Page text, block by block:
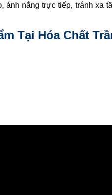
ánh nắng trực tiếp, tránh
Tại Hóa Chất